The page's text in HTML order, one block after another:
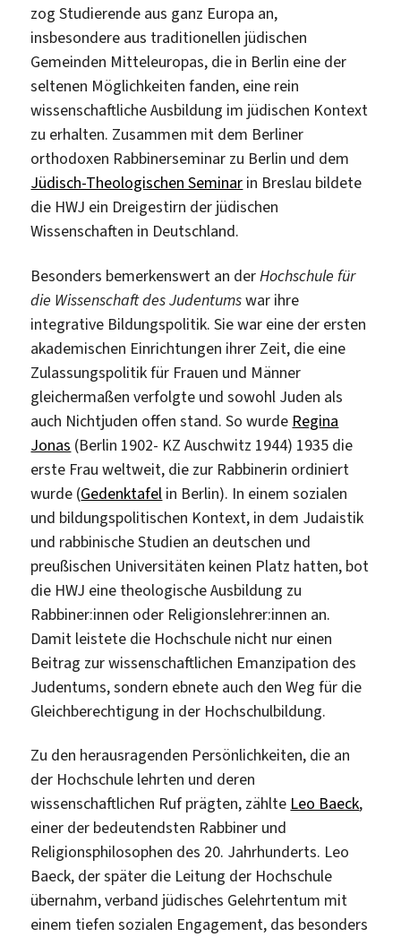
zog Studierende aus ganz Europa an,
insbesondere aus traditionellen jüdischen
Gemeinden Mitteleuropas, die in Berlin eine der
seltenen Möglichkeiten fanden, eine rein
wissenschaftliche Ausbildung im jüdischen Kontext
zu erhalten. Zusammen mit dem Berliner
orthodoxen Rabbinerseminar zu Berlin und dem
Jüdisch-Theologischen Seminar in Breslau bildete
die HWJ ein Dreigestirn der jüdischen
Wissenschaften in Deutschland.
Besonders bemerkenswert an derHochschule für
die Wissenschaft des Judentumswar ihre
integrative Bildungspolitik. Sie war eine der ersten
akademischen Einrichtungen ihrer Zeit, die eine
Zulassungspolitik für Frauen und Männer
gleichermaßen verfolgte und sowohl Juden als
auch Nichtjuden offen stand. So wurde Regina
Jonas (Berlin 1902- KZ Auschwitz 1944) 1935 die
erste Frau weltweit, die zur Rabbinerin ordiniert
wurde (Gedenktafel in Berlin). In einem sozialen
und bildungspolitischen Kontext, in dem Judaistik
und rabbinische Studien an deutschen und
preußischen Universitäten keinen Platz hatten, bot
die HWJ eine theologische Ausbildung zu
Rabbiner:innen oder Religionslehrer:innen an.
Damit leistete die Hochschule nicht nur einen
Beitrag zur wissenschaftlichen Emanzipation des
Judentums, sondern ebnete auch den Weg für die
Gleichberechtigung in der Hochschulbildung.
Zu den herausragenden Persönlichkeiten, die an
der Hochschule lehrten und deren
wissenschaftlichen Ruf prägten, zählte Leo Baeck,
einer der bedeutendsten Rabbiner und
Religionsphilosophen des 20. Jahrhunderts. Leo
Baeck, der später die Leitung der Hochschule
übernahm, verband jüdisches Gelehrtentum mit
einem tiefen sozialen Engagement, das besonders